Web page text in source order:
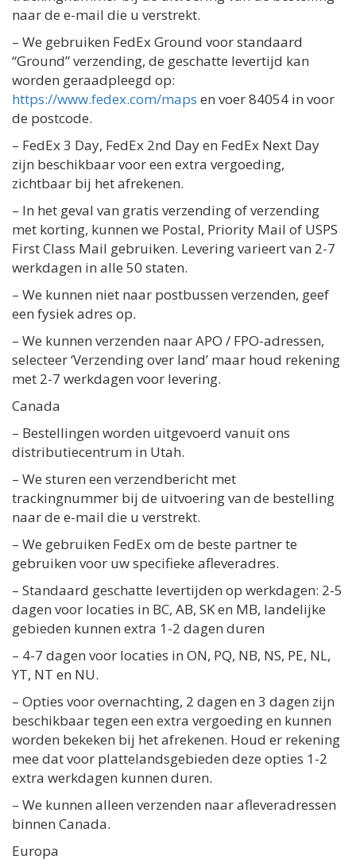
naar de e-mail die u verstrekt.
– We gebruiken FedEx Ground voor standaard
“Ground” verzending, de geschatte levertijd kan
worden geraadpleegd op:
https://www.fedex.com/maps en voer 84054 in voor
de postcode.
– FedEx 3 Day, FedEx 2nd Day en FedEx Next Day
zijn beschikbaar voor een extra vergoeding,
zichtbaar bij het afrekenen.
– In het geval van gratis verzending of verzending
met korting, kunnen we Postal, Priority Mail of USPS
First Class Mail gebruiken. Levering varieert van 2-7
werkdagen in alle 50 staten.
– We kunnen niet naar postbussen verzenden, geef
een fysiek adres op.
– We kunnen verzenden naar APO / FPO-adressen,
selecteer ‘Verzending over land’ maar houd rekening
met 2-7 werkdagen voor levering.
Canada
– Bestellingen worden uitgevoerd vanuit ons
distributiecentrum in Utah.
– We sturen een verzendbericht met
trackingnummer bij de uitvoering van de bestelling
naar de e-mail die u verstrekt.
– We gebruiken FedEx om de beste partner te
gebruiken voor uw specifieke afleveradres.
– Standaard geschatte levertijden op werkdagen: 2-5
dagen voor locaties in BC, AB, SK en MB, landelijke
gebieden kunnen extra 1-2 dagen duren
– 4-7 dagen voor locaties in ON, PQ, NB, NS, PE, NL,
YT, NT en NU.
– Opties voor overnachting, 2 dagen en 3 dagen zijn
beschikbaar tegen een extra vergoeding en kunnen
worden bekeken bij het afrekenen. Houd er rekening
mee dat voor plattelandsgebieden deze opties 1-2
extra werkdagen kunnen duren.
– We kunnen alleen verzenden naar afleveradressen
binnen Canada.
Europa